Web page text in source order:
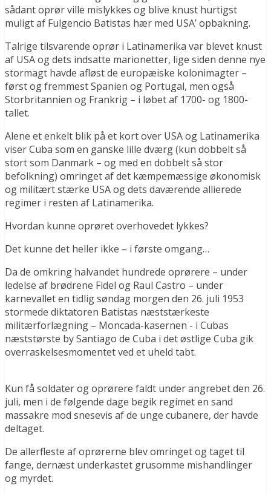
sådant oprør ville mislykkes og blive knust hurtigst
muligt af Fulgencio Batistas hær med USA’ opbakning.
Talrige tilsvarende oprør i Latinamerika var blevet knust
af USA og dets indsatte marionetter, lige siden denne nye
stormagt havde afløst de europæiske kolonimagter –
først og fremmest Spanien og Portugal, men også
Storbritannien og Frankrig – i løbet af 1700- og 1800-
tallet.
Alene et enkelt blik på et kort over USA og Latinamerika
viser Cuba som en ganske lille dværg (kun dobbelt så
stort som Danmark – og med en dobbelt så stor
befolkning) omringet af det kæmpemæssige økonomisk
og militært stærke USA og dets daværende allierede
regimer i resten af Latinamerika.
Hvordan kunne oprøret overhovedet lykkes?
Det kunne det heller ikke – i første omgang…
Da de omkring halvandet hundrede oprørere – under
ledelse af brødrene Fidel og Raul Castro – under
karnevallet en tidlig søndag morgen den 26. juli 1953
stormede diktatoren Batistas næststærkeste
militærforlægning – Moncada-kasernen ­- i Cubas
næststørste by Santiago de Cuba i det østlige Cuba gik
overraskelsesmomentet ved et uheld tabt.
Kun få soldater og oprørere faldt under angrebet den 26.
juli, men i de følgende dage begik regimet en sand
massakre mod snesevis af de unge cubanere, der havde
deltaget.
De allerfleste af oprørerne blev omringet og taget til
fange, dernæst underkastet grusomme mishandlinger
og myrdet.